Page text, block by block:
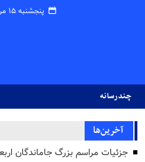
پنجشنبه ۱۵ مرداد ۱۴۰۵ -
چندرسانه
آخرین‌ها
جزئیات مراسم بزرگ جاماندگان